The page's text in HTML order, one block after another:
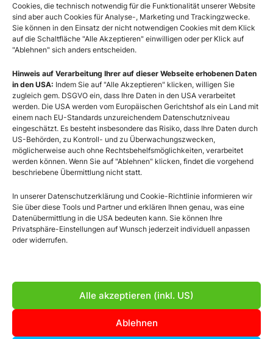
Cookies, die technisch notwendig für die Funktionalität unserer Website
sind aber auch Cookies für Analyse-, Marketing und Trackingzwecke.
Sie können in den Einsatz der nicht notwendigen Cookies mit dem Klick
auf die Schaltfläche "Alle Akzeptieren" einwilligen oder per Klick auf
"Ablehnen" sich anders entscheiden.
Hinweis auf Verarbeitung Ihrer auf dieser Webseite erhobenen Daten
in den USA: Indem Sie auf "Alle Akzeptieren" klicken, willigen Sie
zugleich gem. DSGVO ein, dass Ihre Daten in den USA verarbeitet
werden. Die USA werden vom Europäischen Gerichtshof als ein Land mit
einem nach EU-Standards unzureichendem Datenschutzniveau
eingeschätzt. Es besteht insbesondere das Risiko, dass Ihre Daten durch
US-Behörden, zu Kontroll- und zu Überwachungszwecken,
möglicherweise auch ohne Rechtsbehelfsmöglichkeiten, verarbeitet
werden können. Wenn Sie auf "Ablehnen" klicken, findet die vorgehend
beschriebene Übermittlung nicht statt.
In unserer Datenschutzerklärung und Cookie-Richtlinie informieren wir
Sie über diese Tools und Partner und erklären Ihnen genau, was eine
Datenübermittlung in die USA bedeuten kann. Sie können Ihre
Privatsphäre-Einstellungen auf Wunsch jederzeit individuell anpassen
oder widerrufen.
Alle akzeptieren (inkl. US)
Ablehnen
Commerce Lösungen, Wartung und die Optimierung digitaler
Projekte an.
https://
https://
https://
KONTAKT
Büro NÖ: Wienerstraße 113a,
3571 Gars am Kamp
: Jochen-Rindt Str. 22/13/21,
1230 Wien
+43 660 560 5984
office@linomedia.at
© 2026 linomedia
Impressum
AGB